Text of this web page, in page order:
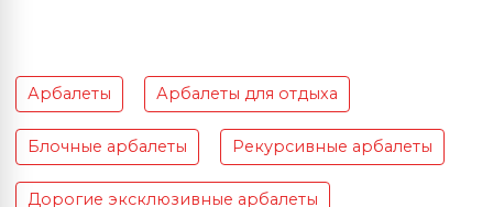
Арбалеты Арбалеты для отдыха
Блочные арбалеты Рекурсивные арбалеты
Дорогие эксклюзивные арбалеты